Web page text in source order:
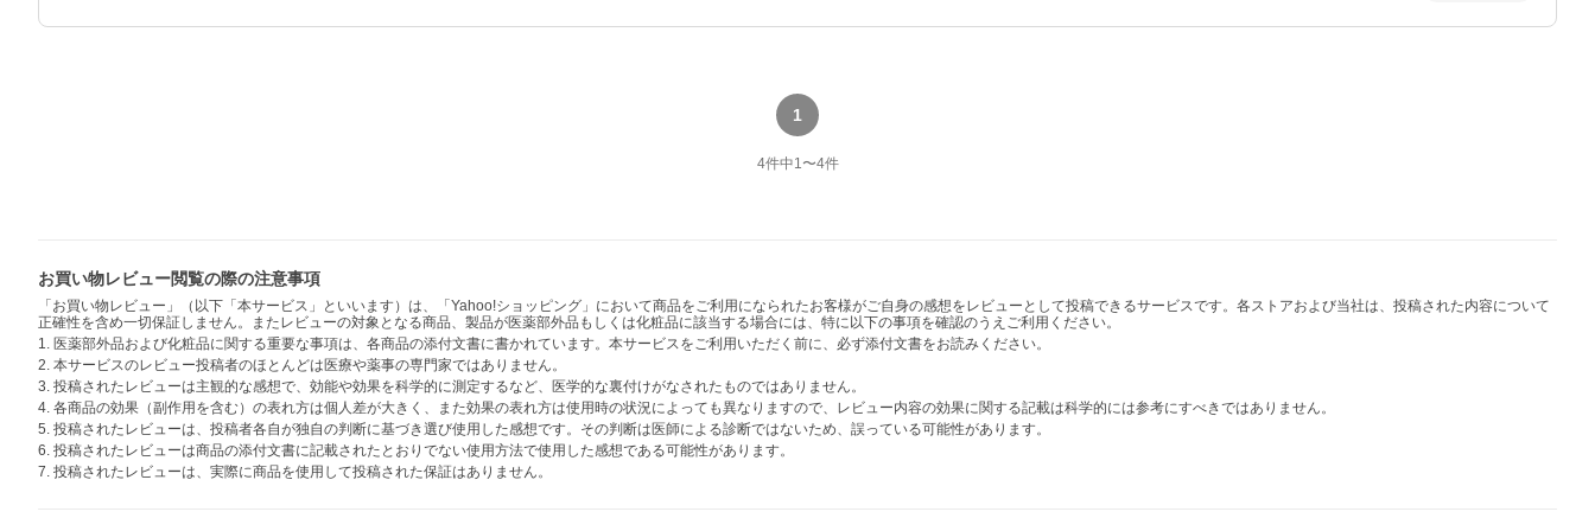
1
4件中1〜4件
お買い物レビュー閲覧の際の注意事項
「お買い物レビュー」（以下「本サービス」といいます）は、「Yahoo!ショッピング」において商品をご利用になられたお客様がご自身の感想をレビューとして投稿できるサービスです。各ストアおよび当社は、投稿された内容について
正確性を含め一切保証しません。またレビューの対象となる商品、製品が医薬部外品もしくは化粧品に該当する場合には、特に以下の事項を確認のうえご利用ください。
1. 医薬部外品および化粧品に関する重要な事項は、各商品の添付文書に書かれています。本サービスをご利用いただく前に、必ず添付文書をお読みください。
2. 本サービスのレビュー投稿者のほとんどは医療や薬事の専門家ではありません。
3. 投稿されたレビューは主観的な感想で、効能や効果を科学的に測定するなど、医学的な裏付けがなされたものではありません。
4. 各商品の効果（副作用を含む）の表れ方は個人差が大きく、また効果の表れ方は使用時の状況によっても異なりますので、レビュー内容の効果に関する記載は科学的には参考にすべきではありません。
5. 投稿されたレビューは、投稿者各自が独自の判断に基づき選び使用した感想です。その判断は医師による診断ではないため、誤っている可能性があります。
6. 投稿されたレビューは商品の添付文書に記載されたとおりでない使用方法で使用した感想である可能性があります。
7. 投稿されたレビューは、実際に商品を使用して投稿された保証はありません。